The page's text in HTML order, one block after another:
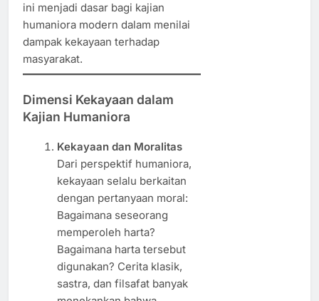
ini menjadi dasar bagi kajian
humaniora modern dalam menilai
dampak kekayaan terhadap
masyarakat.
Dimensi Kekayaan dalam
Kajian Humaniora
Kekayaan dan Moralitas
Dari perspektif humaniora,
kekayaan selalu berkaitan
dengan pertanyaan moral:
Bagaimana seseorang
memperoleh harta?
Bagaimana harta tersebut
digunakan? Cerita klasik,
sastra, dan filsafat banyak